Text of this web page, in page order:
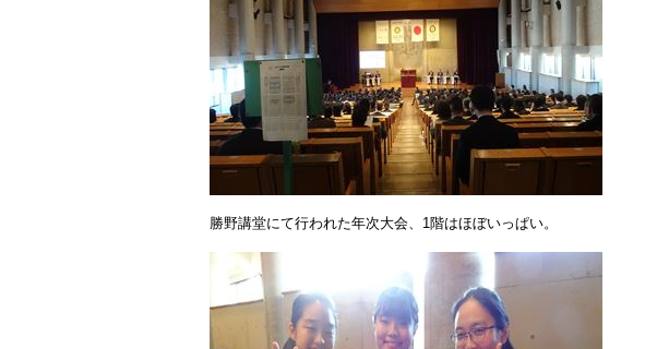
勝野講堂にて行われた年次大会、1階はほぼいっぱい。